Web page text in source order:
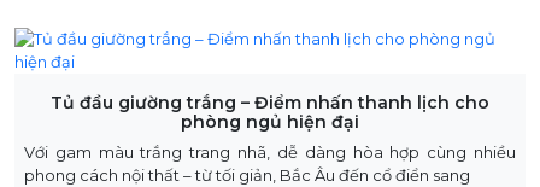
Tủ đầu giường trắng – Điểm nhấn thanh lịch cho
phòng ngủ hiện đại
Với gam màu trắng trang nhã, dễ dàng hòa hợp cùng nhiều
phong cách nội thất – từ tối giản, Bắc Âu đến cổ điển sang